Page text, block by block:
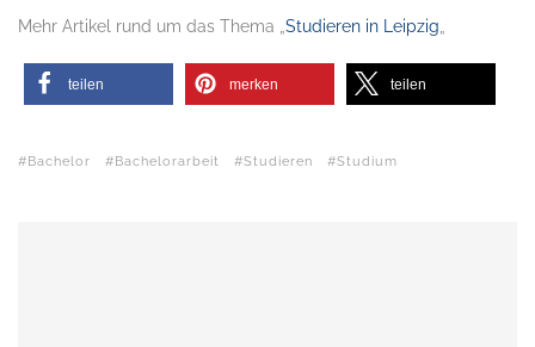
Mehr Artikel rund um das Thema „ Studieren in Leipzig
teilen merken teilen
Bachelor Bachelorarbeit Studieren Studium